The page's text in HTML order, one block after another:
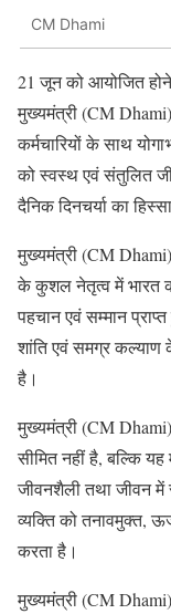
CM Dhami
21 जून को आयोजित
मुख्यमंत्री (CM
कर्मचारियों के साथ
को स्वस्थ एवं संतुलित
दैनिक दिनचर्या का
मुख्यमंत्री (CM
के कुशल नेतृत्व में भारत
पहचान एवं सम्मान
शांति एवं समग्र कल्याण
है।
मुख्यमंत्री (CM
सीमित नहीं है, बल्कि
जीवनशैली तथा जीवन
व्यक्ति को तनावमुक्त,
करता है।
मुख्यमंत्री (CM